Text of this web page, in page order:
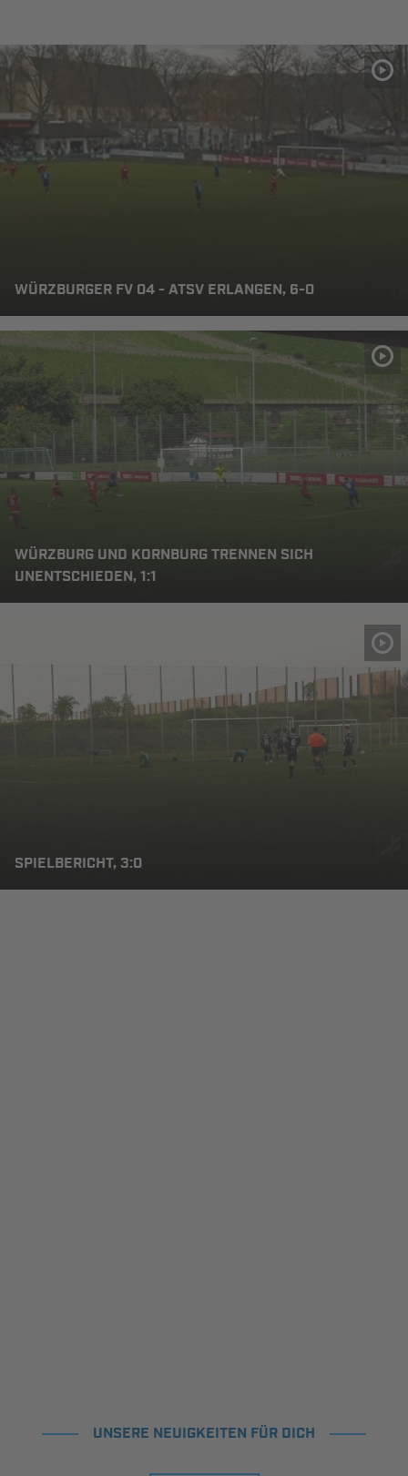
WÜRZBURGER FV 04 - ATSV ERLANGEN, 6-0
WÜRZBURG UND KORNBURG TRENNEN SICH
UNENTSCHIEDEN, 1:1
SPIELBERICHT, 3:0
UNSERE NEUIGKEITEN FÜR DICH